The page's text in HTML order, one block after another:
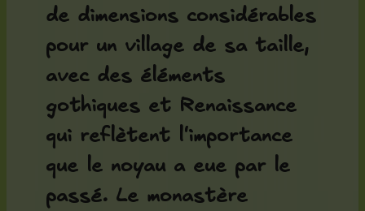
de dimensions considérables
pour un village de sa taille,
avec des éléments
gothiques et Renaissance
qui reflètent l'importance
que le noyau a eue par le
passé. Le monastère